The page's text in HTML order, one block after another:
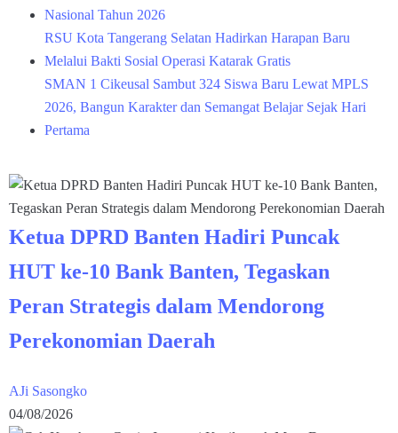
Nasional Tahun 2026
RSU Kota Tangerang Selatan Hadirkan Harapan Baru
Melalui Bakti Sosial Operasi Katarak Gratis
SMAN 1 Cikeusal Sambut 324 Siswa Baru Lewat MPLS
2026, Bangun Karakter dan Semangat Belajar Sejak Hari
Pertama
Ketua DPRD Banten Hadiri Puncak
HUT ke-10 Bank Banten, Tegaskan
Peran Strategis dalam Mendorong
Perekonomian Daerah
AJi Sasongko
04/08/2026